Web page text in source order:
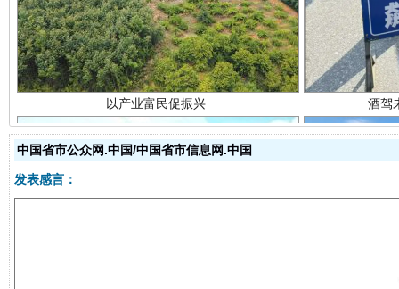
中国省市公众网.中国/中国省市信息网.中国
发表感言：